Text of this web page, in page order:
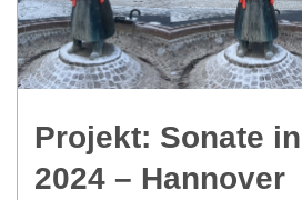
R
E
Pro­jekt: Sonate
2024 – Han­no­ver